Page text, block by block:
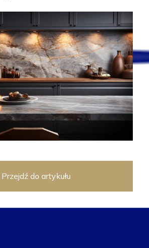
Przejdź do artykułu